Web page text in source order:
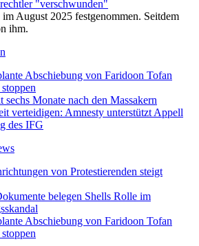
"verschwunden"
August 2025 festgenommen. Seitdem
ihm.
Abschiebung von Faridoon Tofan
Monate nach den Massakern
verteidigen: Amnesty unterstützt Appell
des IFG
von Protestierenden steigt
belegen Shells Rolle im
Abschiebung von Faridoon Tofan